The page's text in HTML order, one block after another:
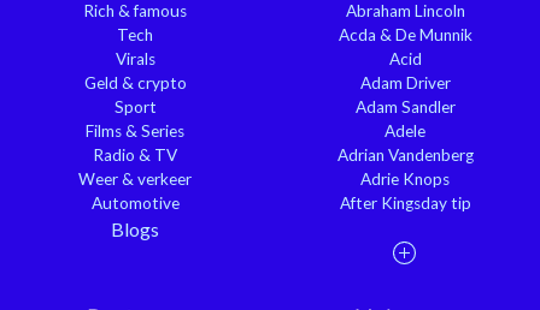
Rich & famous
Tech
Virals
Geld & crypto
Sport
Films & Series
Radio & TV
Weer & verkeer
Automotive
Blogs
Abraham Lincoln
Acda & De Munnik
Acid
Adam Driver
Adam Sandler
Adele
Adrian Vandenberg
Adrie Knops
After Kingsday tip